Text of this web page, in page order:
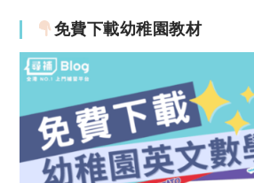
免費下載幼稚園教材